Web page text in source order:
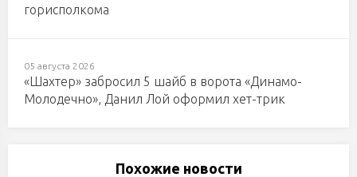
горисполкома
05 августа 2026
«Шахтер» забросил 5 шайб в ворота «Динамо-
Молодечно», Данил Лой оформил хет-трик
Похожие новости